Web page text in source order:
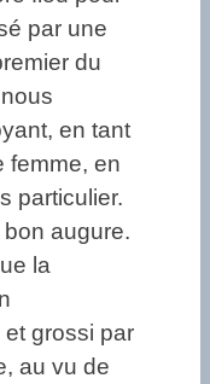
par une
du
en tant
femme, en
particulier.
bon augure.
la
grossi par
au vu de